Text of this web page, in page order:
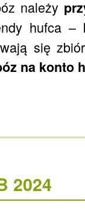
należy
hufca –
się
na konto
2024